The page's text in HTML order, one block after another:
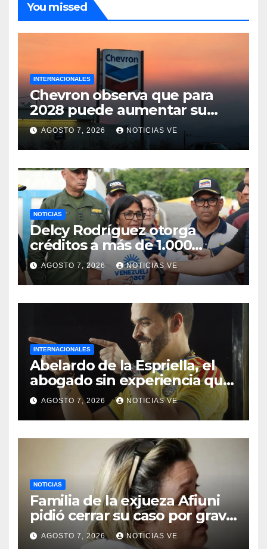
You missed
INTERNACIONALES
Chevron observa que para
2028 puede aumentar su
producción en Venezuela y
extraer alrededor de 420.000
barriles diarios
AGOSTO 7, 2026 NOTICIAS VE
NOTICIAS
Delcy Rodríguez otorga
créditos a más de 1.000
comercios para apoyar a los
emprendedores afectados
por los terremotos
AGOSTO 7, 2026 NOTICIAS VE
INTERNACIONALES
Abelardo de la Espriella, el
abogado sin experiencia que
empezó a gobernar
Colombia
AGOSTO 7, 2026 NOTICIAS VE
NOTICIAS
Familia de la exjueza Afiuni
pidió cerrar su caso por grave
enfermedad
AGOSTO 7, 2026 NOTICIAS VE